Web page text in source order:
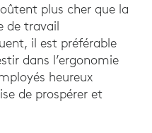
plus cher que la
de travail
il est préférable
dans l’ergonomie
heureux
de prospérer et